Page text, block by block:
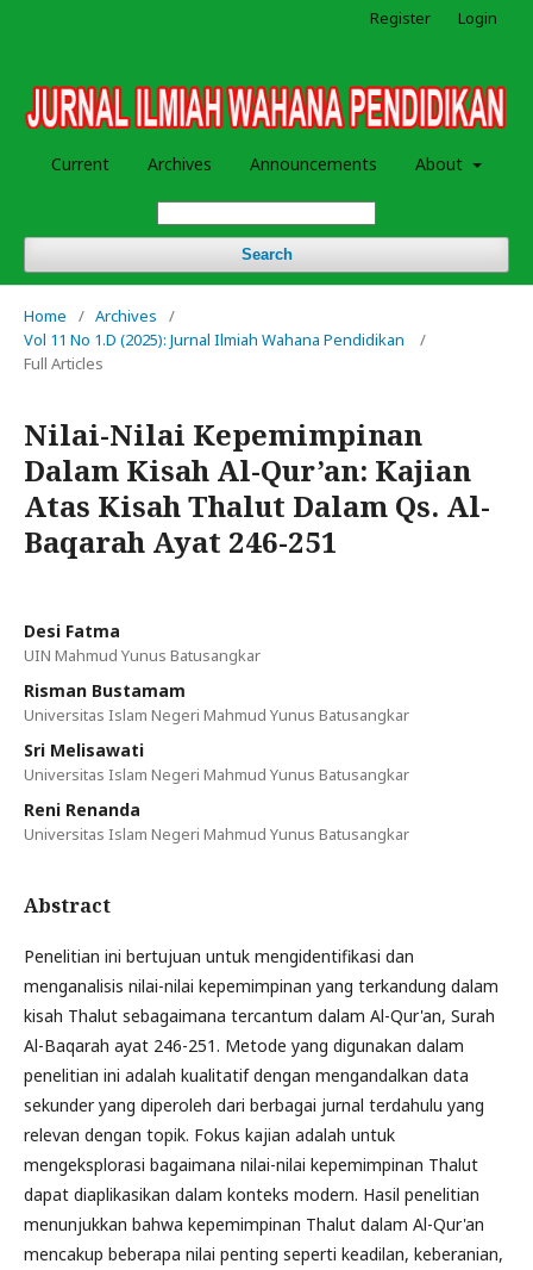
Current Archives Announcements About
Search
Register Login
Home / Archives
/
Vol 11 No 1.D (2025): Jurnal Ilmiah Wahana Pendidikan
/
Full Articles
Nilai-Nilai Kepemimpinan
Dalam Kisah Al-Qur’an: Kajian
Atas Kisah Thalut Dalam Qs. Al-
Baqarah Ayat 246-251
Desi Fatma
UIN Mahmud Yunus Batusangkar
Risman Bustamam
Universitas Islam Negeri Mahmud Yunus Batusangkar
Sri Melisawati
Universitas Islam Negeri Mahmud Yunus Batusangkar
Reni Renanda
Universitas Islam Negeri Mahmud Yunus Batusangkar
Abstract
Penelitian ini bertujuan untuk mengidentifikasi dan
menganalisis nilai-nilai kepemimpinan yang terkandung dalam
kisah Thalut sebagaimana tercantum dalam Al-Qur'an, Surah
Al-Baqarah ayat 246-251. Metode yang digunakan dalam
penelitian ini adalah kualitatif dengan mengandalkan data
sekunder yang diperoleh dari berbagai jurnal terdahulu yang
relevan dengan topik. Fokus kajian adalah untuk
mengeksplorasi bagaimana nilai-nilai kepemimpinan Thalut
dapat diaplikasikan dalam konteks modern. Hasil penelitian
menunjukkan bahwa kepemimpinan Thalut dalam Al-Qur'an
mencakup beberapa nilai penting seperti keadilan, keberanian,